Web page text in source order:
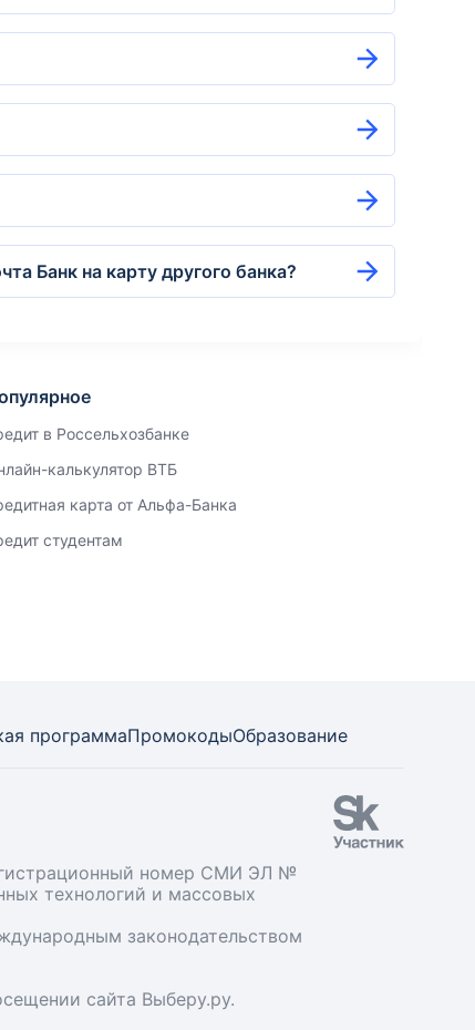
Банк на карту другого банка?
в Россельхозбанке
калькулятор ВТБ
карта от Альфа-Банка
студентам
программаПромокодыОбразование
номер СМИ ЭЛ №
технологий и массовых
законодательством
сайта Выберу.ру.